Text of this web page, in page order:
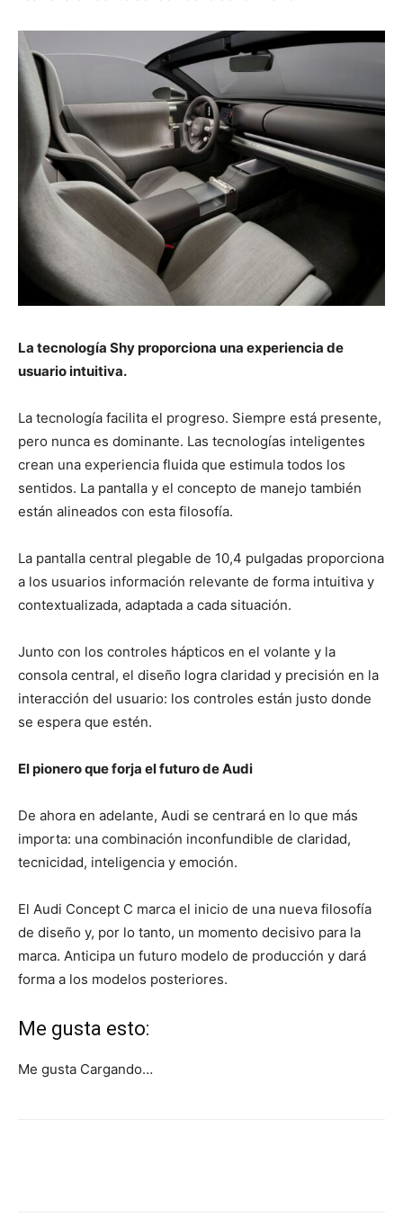
La tecnología Shy proporciona una experiencia de
usuario intuitiva.
La tecnología facilita el progreso. Siempre está presente,
pero nunca es dominante. Las tecnologías inteligentes
crean una experiencia fluida que estimula todos los
sentidos. La pantalla y el concepto de manejo también
están alineados con esta filosofía.
La pantalla central plegable de 10,4 pulgadas proporciona
a los usuarios información relevante de forma intuitiva y
contextualizada, adaptada a cada situación.
Junto con los controles hápticos en el volante y la
consola central, el diseño logra claridad y precisión en la
interacción del usuario: los controles están justo donde
se espera que estén.
El pionero que forja el futuro de Audi
De ahora en adelante, Audi se centrará en lo que más
importa: una combinación inconfundible de claridad,
tecnicidad, inteligencia y emoción.
El Audi Concept C marca el inicio de una nueva filosofía
de diseño y, por lo tanto, un momento decisivo para la
marca. Anticipa un futuro modelo de producción y dará
forma a los modelos posteriores.
Me gusta esto:
Me gusta Cargando…